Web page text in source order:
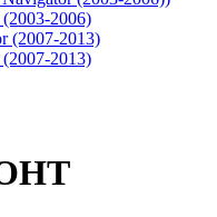
2006)
2013)